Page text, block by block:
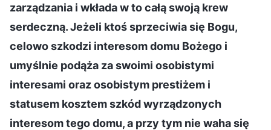
zarządzania i wkłada w to całą swoją krew
serdeczną. Jeżeli ktoś sprzeciwia się Bogu,
celowo szkodzi interesom domu Bożego i
umyślnie podąża za swoimi osobistymi
interesami oraz osobistym prestiżem i
statusem kosztem szkód wyrządzonych
interesom tego domu, a przy tym nie waha się